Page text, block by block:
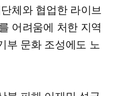
체와 협업한 라이브
어려움에 처한 지역
부 문화 조성에도 노